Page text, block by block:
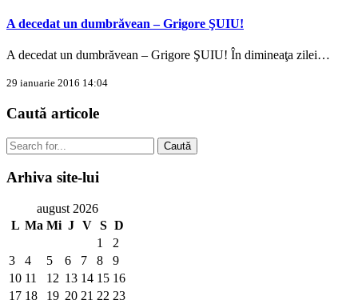
A decedat un dumbrăvean – Grigore ŞUIU!
A decedat un dumbrăvean – Grigore ŞUIU! În dimineaţa zilei…
29 ianuarie 2016 14:04
Caută articole
Caută
Arhiva site-lui
august 2026
L Ma Mi J V S D
1
2
3
4 5 6 7 8
9
10 11 12 13 14 15 16
17 18 19 20 21 22 23